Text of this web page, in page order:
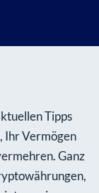
Tipps
Ihr Vermögen
Ganz